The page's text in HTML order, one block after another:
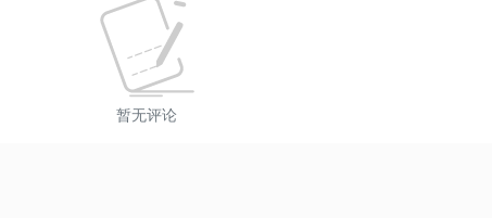
暂无评论